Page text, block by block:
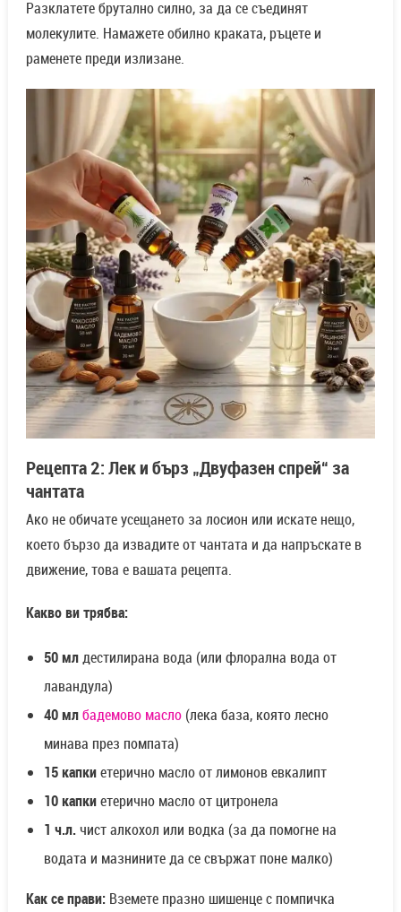
Разклатете брутално силно, за да се съединят
молекулите. Намажете обилно краката, ръцете и
раменете преди излизане.
Рецепта 2: Лек и бърз „Двуфазен спрей“ за
чантата
Ако не обичате усещането за лосион или искате нещо,
което бързо да извадите от чантата и да напръскате в
движение, това е вашата рецепта.
Какво ви трябва:
50 млдестилирана вода (или флорална вода от
лавандула)
40 млбадемово масло(лека база, която лесно
минава през помпата)
15 капкиетерично масло от лимонов евкалипт
10 капкиетерично масло от цитронела
1 ч.л.чист алкохол или водка (за да помогне на
водата и мазнините да се свържат поне малко)
Как се прави:Вземете празно шишенце с помпичка